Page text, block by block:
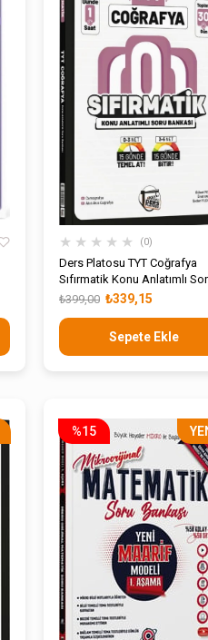
★ ★ ★ ★ ★ 0
Ders Platosu TYT Coğrafya
Sıfırmatik Konu Anlatımlı
Bankası ₺339,15
₺399,00
Sepete Ekle
%15